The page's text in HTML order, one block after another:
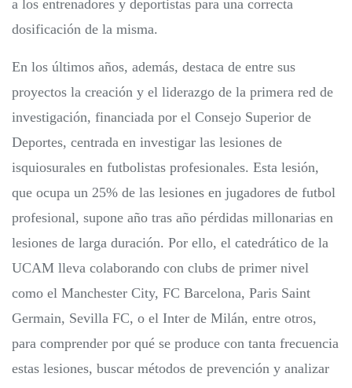
a los entrenadores y deportistas para una correcta
dosificación de la misma.
En los últimos años, además, destaca de entre sus
proyectos la creación y el liderazgo de la primera red de
investigación, financiada por el Consejo Superior de
Deportes, centrada en investigar las lesiones de
isquiosurales en futbolistas profesionales. Esta lesión,
que ocupa un 25% de las lesiones en jugadores de futbol
profesional, supone año tras año pérdidas millonarias en
lesiones de larga duración. Por ello, el catedrático de la
UCAM lleva colaborando con clubs de primer nivel
como el Manchester City, FC Barcelona, Paris Saint
Germain, Sevilla FC, o el Inter de Milán, entre otros,
para comprender por qué se produce con tanta frecuencia
estas lesiones, buscar métodos de prevención y analizar